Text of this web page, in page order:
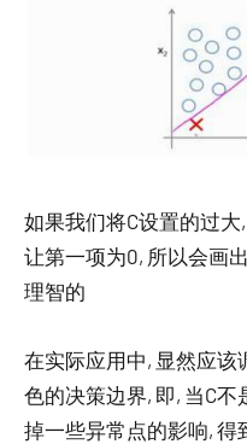
如果我们将C设置的过大
让第一项为0, 所以会画
理智的
在实际应用中, 显然应该
色的决策边界, 即, 当C
掉一些异常点的影响, 得